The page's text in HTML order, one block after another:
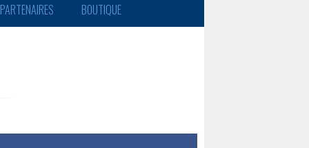
PARTENAIRES BOUTIQUE